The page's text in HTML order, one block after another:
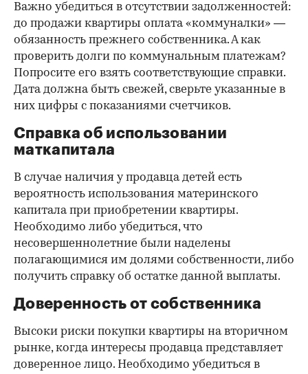
Важно убедиться в отсутствии задолженностей:
до продажи квартиры оплата «коммуналки» —
обязанность прежнего собственника. А как
проверить долги по коммунальным платежам?
Попросите его взять соответствующие справки.
Дата должна быть свежей, сверьте указанные в
них цифры с показаниями счетчиков.
Справка об использовании
маткапитала
В случае наличия у продавца детей есть
вероятность использования материнского
капитала при приобретении квартиры.
Необходимо либо убедиться, что
несовершеннолетние были наделены
полагающимися им долями собственности, либо
получить справку об остатке данной выплаты.
Доверенность от собственника
Высоки риски покупки квартиры на вторичном
рынке, когда интересы продавца представляет
доверенное лицо. Необходимо убедиться в